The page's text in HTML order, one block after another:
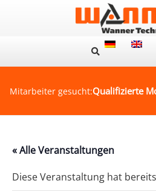
Mitarbeiter gesucht:Qualifizierte
« Alle Veranstaltungen
Diese Veranstaltung hat